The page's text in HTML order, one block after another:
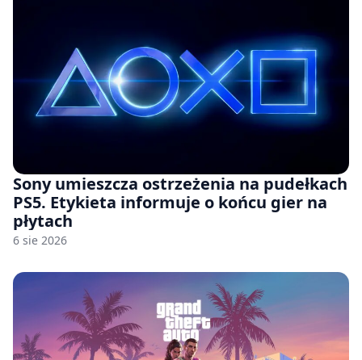
Sony umieszcza ostrzeżenia na pudełkach
PS5. Etykieta informuje o końcu gier na
płytach
6 sie 2026